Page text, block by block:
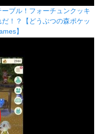
ーブル！フォーチュンクッキ
！？【どうぶつの森ポケッ
】